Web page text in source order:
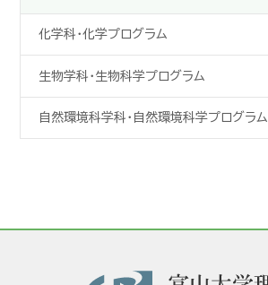
化学科・化学プログラム
生物学科・ 生物科学プログラム
自然環境科学科・ 自然環境科学プログラム